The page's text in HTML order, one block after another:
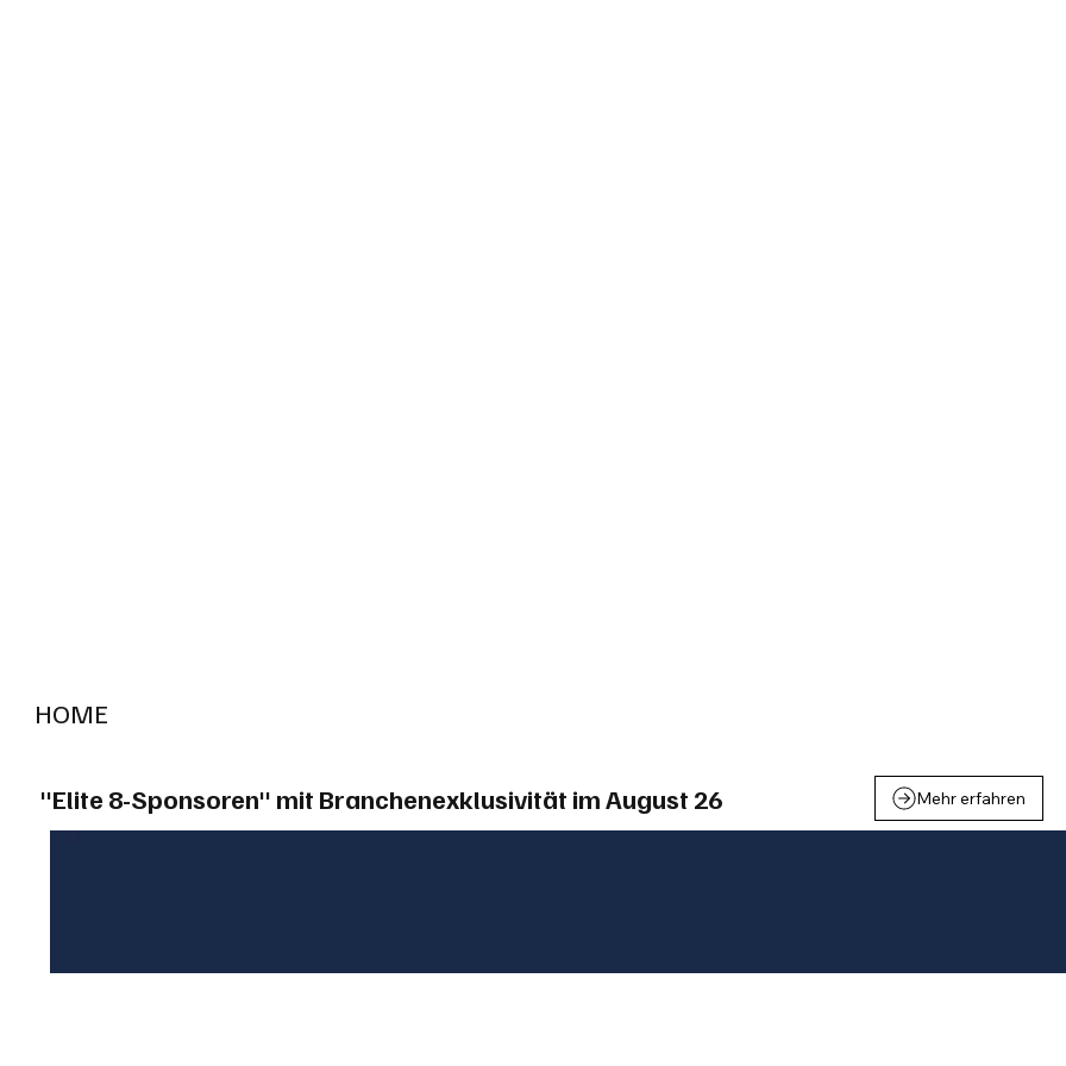
HOME
"Elite 8-Sponsoren" mit Branchenexklusivität im August 26 Mehr erfahren